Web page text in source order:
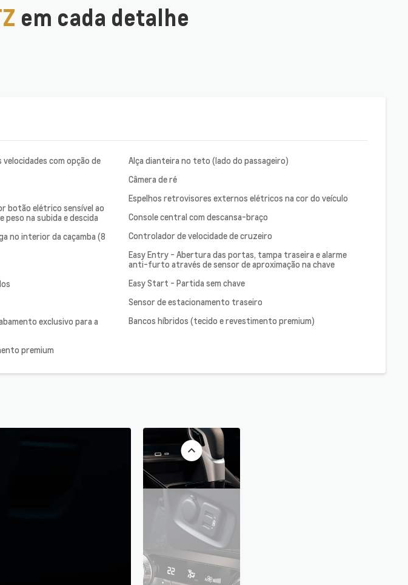
em cada detalhe
com opção de
botão elétrico sensível ao
na subida e descida
no interior da caçamba (8
exclusivo para a
premium
Alça dianteira no teto (lado do passageiro)
Câmera de ré
Espelhos retrovisores externos elétricos na cor do veículo
Console central com descansa-braço
Controlador de velocidade de cruzeiro
Easy Entry - Abertura das portas, tampa traseira e alarme
anti-furto através de sensor de aproximação na chave
Easy Start - Partida sem chave
Sensor de estacionamento traseiro
Bancos híbridos (tecido e revestimento premium)